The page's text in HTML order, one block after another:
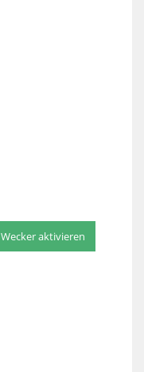
Wecker aktivieren